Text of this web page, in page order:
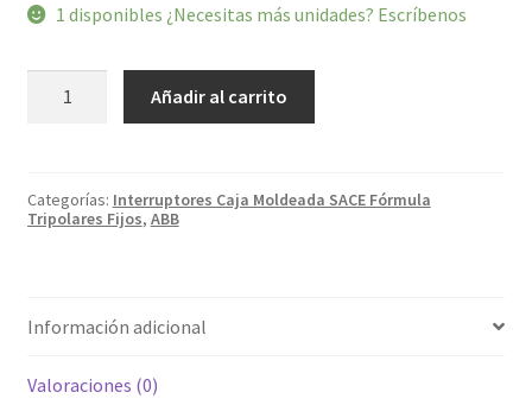
1 disponibles ¿Necesitas más unidades? Escríbenos
Interruptor
tripolar
KA
440V
160A
Añadir al carrito
Categorías: Interruptores Caja Moldeada SACE Fórmula
Tripolares Fijos, ABB
Información adicional
Valoraciones (0)